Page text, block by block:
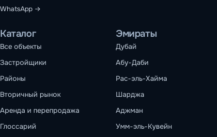
WhatsApp →
Каталог
Все объекты
Застройщики
Районы
Вторичный рынок
Аренда и перепродажа
Глоссарий
Эмираты
Дубай
Абу-Даби
Рас-эль-Хайма
Шарджа
Аджман
Умм-эль-Кувейн